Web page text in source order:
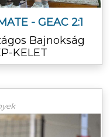
- GEAC 2:1
Bajnokság
KELET